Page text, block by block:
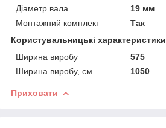
Діаметр вала
19 мм
Монтажний комплект
Так
Користувальницькі характеристики
Ширина виробу
575
Ширина виробу, см
1050
Приховати